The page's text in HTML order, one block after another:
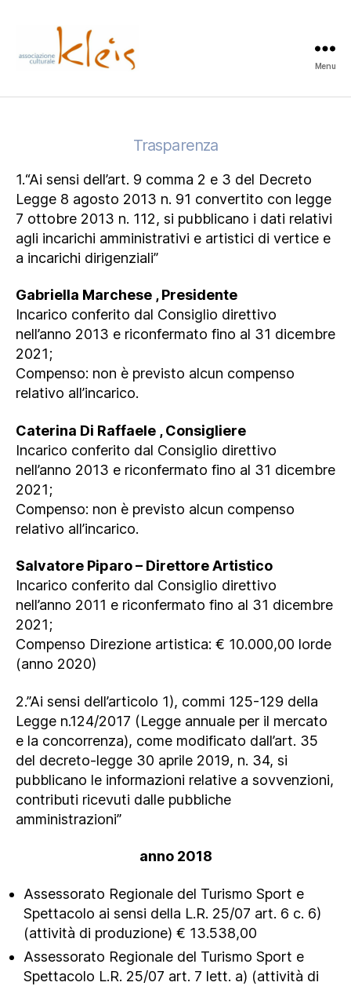
Culturale
Menu
Trasparenza
1.“Ai sensi dell’art. 9 comma 2 e 3 del Decreto
Legge 8 agosto 2013 n. 91 convertito con legge
7 ottobre 2013 n. 112, si pubblicano i dati relativi
agli incarichi amministrativi e artistici di vertice e
a incarichi dirigenziali”
Gabriella Marchese , Presidente
Incarico conferito dal Consiglio direttivo
nell’anno 2013 e riconfermato fino al 31 dicembre
2021;
Compenso: non è previsto alcun compenso
relativo all’incarico.
Caterina Di Raffaele , Consigliere
Incarico conferito dal Consiglio direttivo
nell’anno 2013 e riconfermato fino al 31 dicembre
2021;
Compenso: non è previsto alcun compenso
relativo all’incarico.
Salvatore Piparo – Direttore Artistico
Incarico conferito dal Consiglio direttivo
nell’anno 2011 e riconfermato fino al 31 dicembre
2021;
Compenso Direzione artistica: € 10.000,00 lorde
(anno 2020)
2.”Ai sensi dell’articolo 1), commi 125-129 della
Legge n.124/2017 (Legge annuale per il mercato
e la concorrenza), come modificato dall’art. 35
del decreto-legge 30 aprile 2019, n. 34, si
pubblicano le informazioni relative a sovvenzioni,
contributi ricevuti dalle pubbliche
amministrazioni”
anno 2018
Assessorato Regionale del Turismo Sport e
Spettacolo ai sensi della L.R. 25/07 art. 6 c. 6)
(attività di produzione) € 13.538,00
Assessorato Regionale del Turismo Sport e
Spettacolo L.R. 25/07 art. 7 lett. a) (attività di